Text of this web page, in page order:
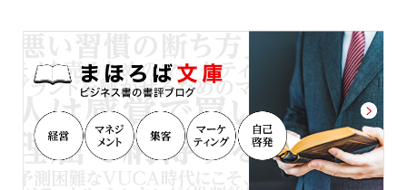
市・北本市・伊奈町 ～当事務所の取り
扱い業務～ ■不動産登記 不動産の売
買・贈与・相続登記、抵当権・根抵当
権の抹消・設定、住所氏名変更登記な
ど ■会社法人登記 株式会社・合同会
社・合資会社・NPO法人の設立登記、
役員変更、増資、合併、解散、新株発
行、商号変更、目的変更など ■相続 不
動産の相続、相続放棄、生前贈与、不
っておりますので、お気軽にご用命く